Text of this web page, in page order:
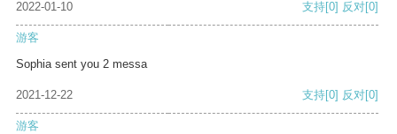
2022-01-10 支持[0] 反对[0]
游客
Sophia sent you 2 messa
2021-12-22 支持[0] 反对[0]
游客